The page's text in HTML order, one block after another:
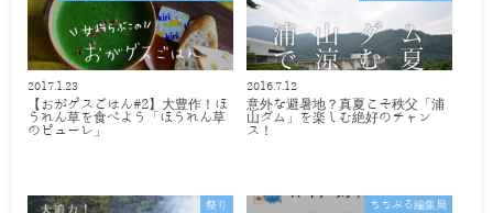
2017.1.23
【おがゲスごはん#2】大豊作！ほ
うれん草を食べよう「ほうれん草
のピューレ」
2016.7.12
意外な避暑地？真夏こそ秩父「浦
山ダム」を楽しむ絶好のチャン
ス！
祭り ちちぶる編集局